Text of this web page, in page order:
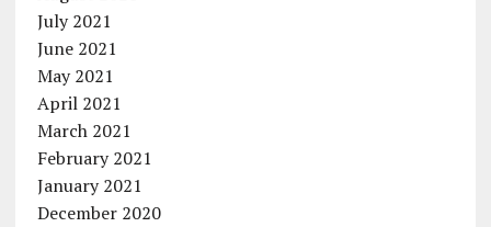
July 2021
June 2021
May 2021
April 2021
March 2021
February 2021
January 2021
December 2020